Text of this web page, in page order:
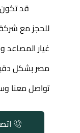
قد تكون
للحجز مع
غيار المصاعد
مصر بشكل
تواصل معنا
اتصل